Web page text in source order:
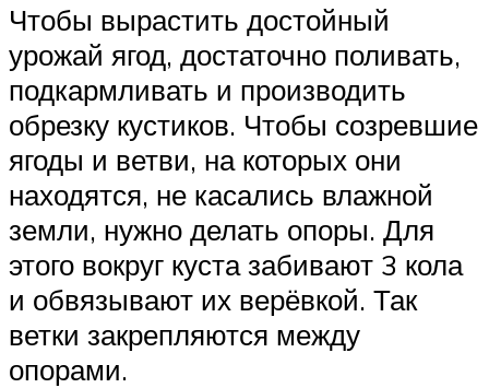
Чтобы вырастить достойный
урожай ягод, достаточно поливать,
подкармливать и производить
обрезку кустиков. Чтобы созревшие
ягоды и ветви, на которых они
находятся, не касались влажной
земли, нужно делать опоры. Для
этого вокруг куста забивают 3 кола
и обвязывают их верёвкой. Так
ветки закрепляются между
опорами.